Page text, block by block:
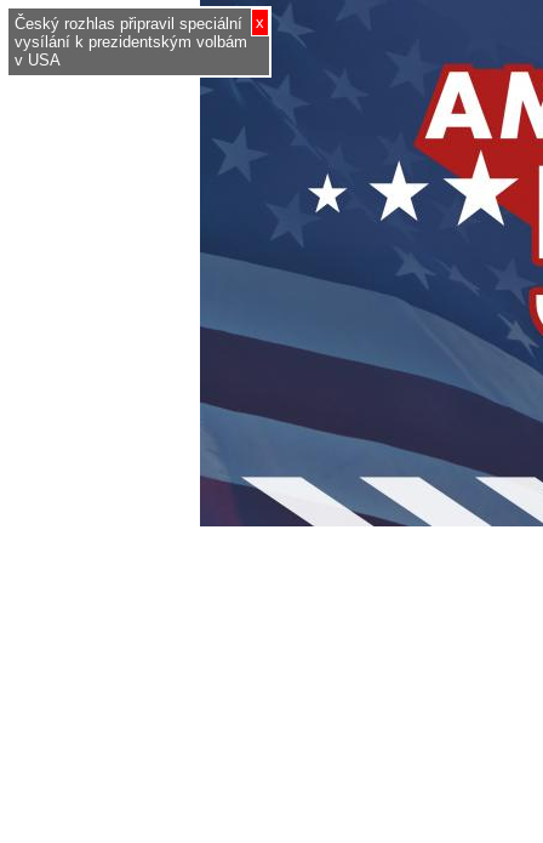
x
Český rozhlas připravil speciální
vysílání k prezidentským volbám
v USA